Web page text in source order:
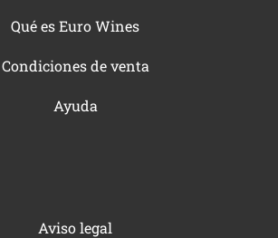
Qué es Euro Wines
Condiciones de venta
Ayuda
Aviso legal